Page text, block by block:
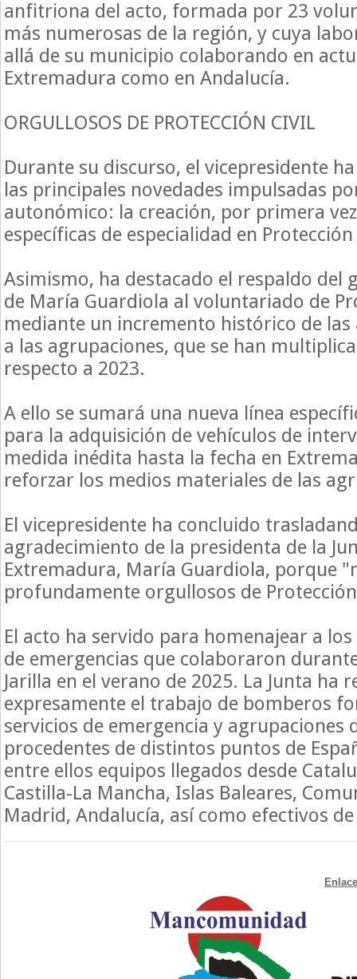
anfitriona del acto, formada por 23
más numerosas de la región, y cuya
allá de su municipio colaborando en
Extremadura como en Andalucía.
ORGULLOSOS DE PROTECCIÓN CIVIL
Durante su discurso, el vicepresidente
las principales novedades impulsadas
autonómico: la creación, por primera
específicas de especialidad en
Asimismo, ha destacado el respaldo del
de María Guardiola al voluntariado de
mediante un incremento histórico de las
a las agrupaciones, que se han
respecto a 2023.
A ello se sumará una nueva línea
para la adquisición de vehículos de
medida inédita hasta la fecha en
reforzar los medios materiales de las
El vicepresidente ha concluido
agradecimiento de la presidenta de la
Extremadura, María Guardiola, porque
profundamente orgullosos de
El acto ha servido para homenajear a
de emergencias que colaboraron
Jarilla en el verano de 2025. La Junta ha
expresamente el trabajo de bomberos
servicios de emergencia y agrupaciones
procedentes de distintos puntos de
entre ellos equipos llegados desde
Castilla-La Mancha, Islas Baleares,
Madrid, Andalucía, así como efectivos